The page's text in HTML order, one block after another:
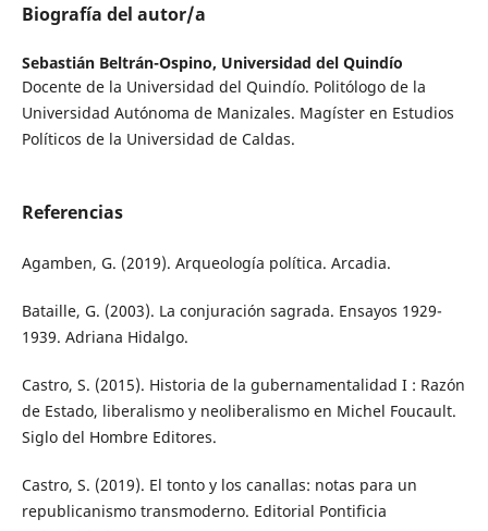
Biografía del autor/a
Sebastián Beltrán-Ospino, Universidad del Quindío
Docente de la Universidad del Quindío. Politólogo de la
Universidad Autónoma de Manizales. Magíster en Estudios
Políticos de la Universidad de Caldas.
Referencias
Agamben, G. (2019). Arqueología política. Arcadia.
Bataille, G. (2003). La conjuración sagrada. Ensayos 1929-
1939. Adriana Hidalgo.
Castro, S. (2015). Historia de la gubernamentalidad I : Razón
de Estado, liberalismo y neoliberalismo en Michel Foucault.
Siglo del Hombre Editores.
Castro, S. (2019). El tonto y los canallas: notas para un
republicanismo transmoderno. Editorial Pontificia